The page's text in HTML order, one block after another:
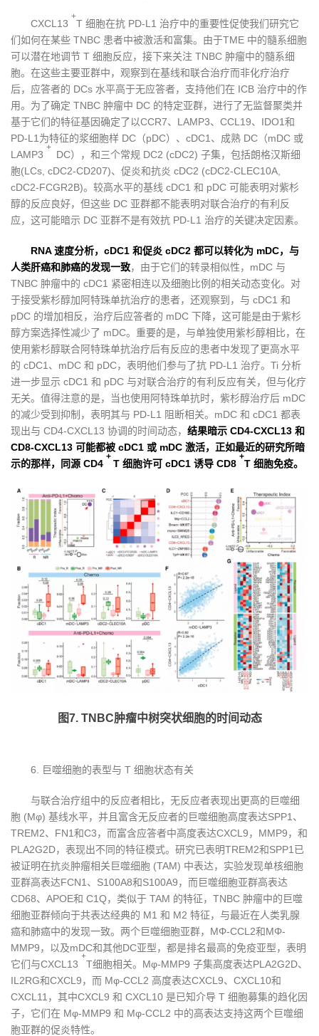
CXCL13
+
T 细胞在抗 PD-L1 治疗中的重要性促使我们研究它
们如何在某些 TNBC 患者中被激活和富集。由于TME 中的髓系细胞
可以潜在地调节 T 细胞反应，接下来关注 TNBC 肿瘤中的髓系细
胞。在这些主要亚群中，观察到在基线和联合治疗而非化疗治疗
后，应答者的 DCs 水平高于无应答者，支持他们在 ICB 治疗中的作
用。为了确定 TNBC 肿瘤中 DC 的特定亚群，进行了无监督聚类并
基于它们的特征基因确定了以CCR7、LAMP3、CCL19、IDO1和
PD-L1为特征的浆细胞样 DC（pDC）、cDC1、成熟 DC（mDC 或
LAMP3
+
DC），和三个常规 DC2 (cDC2) 子集，包括朗格汉斯细
胞(LCs, cDC2-CD207)、促炎和抗炎 cDC2 (cDC2-CLEC10A,
cDC2-FCGR2B)。较高水平的基线 cDC1 和 pDC 可能表明对紫杉
醇的反应良好，但这些 DC 亚群都不能表明对联合治疗的有利反
应，这可能暗示 DC 亚群不是有效抗 PD-L1 治疗的关键决定因素。
RNA 速度分析，cDC1 和促炎 cDC2 都可以转化为 mDC， 与
人类肝癌和肺癌的发现一致，由于它们的转录相似性，mDC 与
TNBC 肿瘤中的 cDC1 紧密相连以及细胞比例的相关动态变化。对
于接受紫杉醇加阿特珠单抗治疗的患者，还观察到，与 cDC1 和
pDC 的增加相反，治疗后应答者的 mDC 下降，这可能是由于紫杉
醇方案选择性减少了 mDC。重要的是，与单独使用紫杉醇相比，在
使用紫杉醇联合阿特珠单抗治疗后有反应的患者中发现了更高水平
的 cDC1、mDC 和 pDC，表明他们参与了抗 PD-L1 治疗。Ti 分析
进一步显示 cDC1 和 pDC 与对联合治疗的有利反应有关，但与化疗
无关。值得注意的是，当也使用阿特珠单抗时，紫杉醇治疗后 mDC
的减少受到抑制，表明其与 PD-L1 阻断相关。mDC 和 cDC1 都表
现出与 CD4-CXCL13 协调的时间动态， 结果暗示 CD4-CXCL13 和
CD8-CXCL13 可能都被 cDC1 或 mDC 激活，正如最近的研究所暗
示的那样，同源 CD4
+
T 细胞许可 cDC1 诱导 CD8
+
T 细胞免疫。
图7. TNBC肿瘤中树突状细胞的时间动态
6. 巨噬细胞的表型与 T 细胞状态有关
与联合治疗组中的反应者相比，无反应者表现出更高的巨噬细
胞 (Mφ) 基线水平，并且富含无反应者的巨噬细胞高度表达SPP1、
TREM2、FN1和C3，而富含应答者中高度表达CXCL9，MMP9，和
PLA2G2D，表现出不同的特征模式。研究已表明TREM2和SPP1已
被证明在抗炎肿瘤相关巨噬细胞 (TAM) 中表达，实验发现单核细胞
亚群高表达FCN1、S100A8和S100A9，而巨噬细胞亚群高表达
CD68、APOE和 C1Q，类似于 TAM 的特征，TNBC 肿瘤中的巨噬
细胞亚群倾向于共表达经典的 M1 和 M2 特征，与最近在人类乳腺
癌和肺癌中的发现一致。两个巨噬细胞亚群，MΦ-CCL2和MΦ-
MMP9，以及mDC和其他DC亚型，都是排名最高的免疫亚型，表明
它们与CXCL13
+
T细胞相关。Mφ-MMP9 子集高度表达PLA2G2D、
IL2RG和CXCL9，而 Mφ-CCL2 高度表达CXCL9、CXCL10和
CXCL11，其中CXCL9 和 CXCL10 是已知介导 T 细胞募集的趋化因
子，它们在 Mφ-MMP9 和 Mφ-CCL2 中的高表达支持这两个巨噬细
胞亚群的促炎特性。